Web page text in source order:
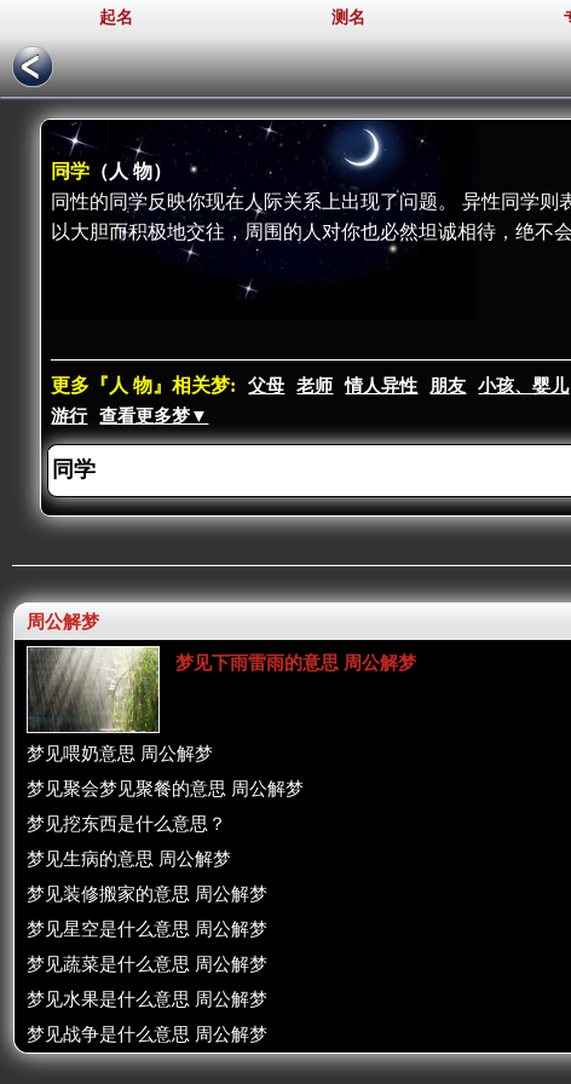
起名 测名
同学 （人 物）
同性的同学反映你现在人际关系上出现了问题。 异性同学
以大胆而积极地交往，周围的人对你也必然坦诚相待，绝不
更多『人 物』相关梦: 父母 老师 情人异性 朋友 小孩、婴儿
游行
查看更多梦▼
周公解梦
梦见下雨雷雨的意思 周公解梦
梦见喂奶意思 周公解梦
梦见聚会梦见聚餐的意思 周公解梦
梦见挖东西是什么意思？
梦见生病的意思 周公解梦
梦见装修搬家的意思 周公解梦
梦见星空是什么意思 周公解梦
梦见蔬菜是什么意思 周公解梦
梦见水果是什么意思 周公解梦
梦见战争是什么意思 周公解梦